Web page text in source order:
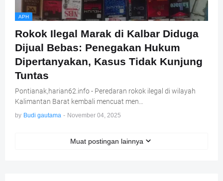
APH
Rokok Ilegal Marak di Kalbar Diduga
Dijual Bebas: Penegakan Hukum
Dipertanyakan, Kasus Tidak Kunjung
Tuntas
Pontianak,harian62.info - Peredaran rokok ilegal di wilayah
Kalimantan Barat kembali mencuat men…
by Budi gautama - November 04, 2025
Muat postingan lainnya